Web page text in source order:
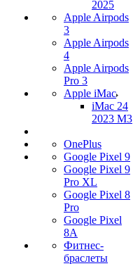
2025
Apple Airpods
3
Apple Airpods
4
Apple Airpods
Pro 3
Apple iMac
iMac 24
2023 M3
OnePlus
Google Pixel 9
Google Pixel 9
Pro XL
Google Pixel 8
Pro
Google Pixel
8A
Фитнес-
браслеты